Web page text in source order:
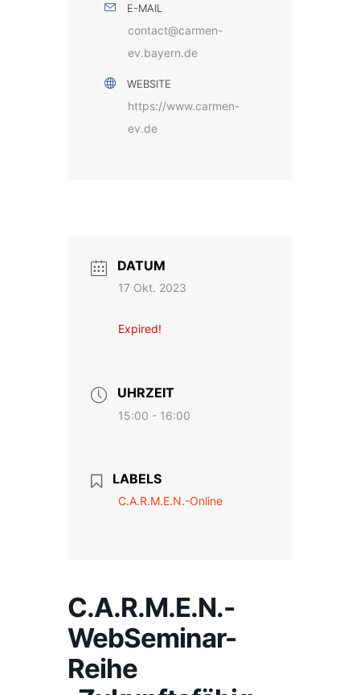
E-MAIL
contact@carmen-
ev.bayern.de
WEBSITE
https://www.carmen-
ev.de
DATUM
17 Okt. 2023
Expired!
UHRZEIT
15:00 - 16:00
LABELS
C.A.R.M.E.N.-Online
C.A.R.M.E.N.-
WebSeminar-
Reihe